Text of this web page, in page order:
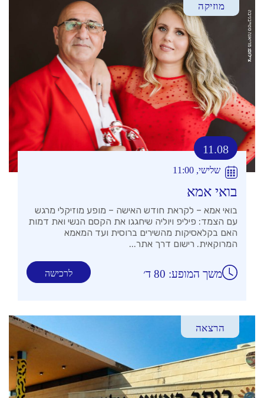
מוזיקה
11.08
שלישי, 11:00
בואי אמא
בואי אמא – לקראת חודש האישה – מופע מוזיקלי מרגש
עם הצמד: פיליפ ויוליה שיחגגו את הקסם הנשי ואת דמות
האם בקלאסיקות מהשירים ברוסית ועד המאמא
המרוקאית. רישום דרך אתר...
לרכישה משך המופע: 80 ד׳
הרצאה